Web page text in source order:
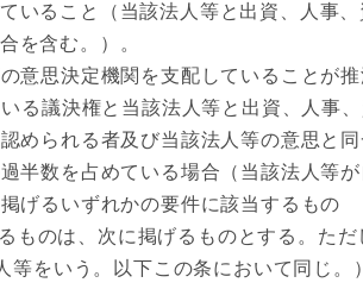
いること（当該法人等と出資、人事
を含む。）。
思決定機関を支配していることが推
る議決権と当該法人等と出資、人事
められる者及び当該法人等の意思と
半数を占めている場合（当該法人等
げるいずれかの要件に該当するもの
のは、次に掲げるものとする。た
等をいう。以下この条において同じ